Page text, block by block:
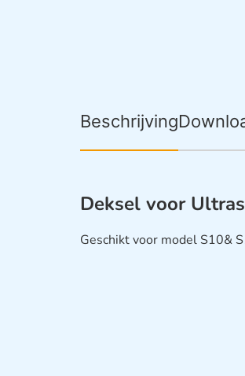
Beschrijving
Deksel voor
Geschikt voor model S10&